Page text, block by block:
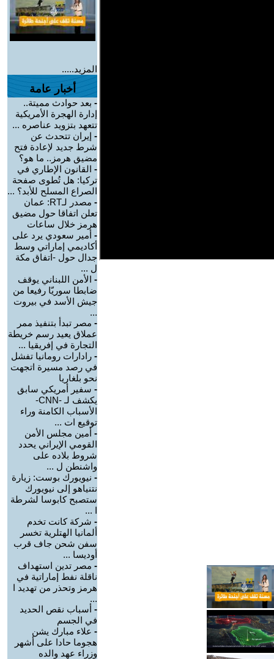
المزيد.....
أخبار عامة
- بعد حوادث مميتة..
إدارة الهجرة الأمريكية
تتعهد بتزويد عناصره ...
- إيران تتحدث عن
شرط جديد لإعادة فتح
مضيق هرمز.. ما هو؟
- القانون الإطاري في
تركيا: هل تُطوى صفحة
الصراع المسلح للأبد؟ ...
-
مصدر لـRT: عمان
تعلن اتفاقا حول مضيق
هرمز خلال ساعات
- أمير سعودي يرد على
أكاديمي إماراتي وسط
جدال حول -اتفاق مكة
ل ...
- الأمن اللبناني يوقف
ضابطا سوريّا رفيعا من
جيش الأسد في بيروت
...
- مصر تبدأ بتنفيذ ممر
عملاق يعيد رسم خريطة
التجارة في إفريقيا ...
- رادارات رومانيا تفشل
في رصد مسيرة اتجهت
نحو بلغاريا
- سفير أمريكي سابق
يكشف لـ -CNN-
الأسباب الكامنة وراء
توقيع ات ...
- أمين مجلس الأمن
القومي الإيراني يحدد
شروط بلاده على
واشنطن ل ...
- نيويورك بوست: زيارة
نتنياهو إلى نيويورك
ستصبح كابوسا لشرطة
ا ...
- شركة كانت تخدم
ألمانيا الهتلرية تخسر
سفن شحن جاف قرب
أوديسا ...
- مصر تدين استهداف
ناقلة نفط إماراتية في
هرمز وتحذر من تهديد ا
...
- أسباب نقص الحديد
في الجسم
- علاء مبارك يشن
هجوما حادا على أشهر
وزراء عهد والده